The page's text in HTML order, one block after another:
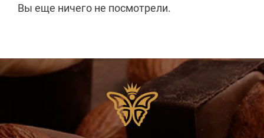
Вы еще ничего не посмотрели.